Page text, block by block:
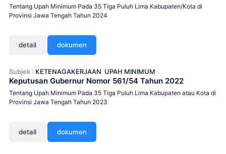
Tentang Upah Minimum Pada 35 Tiga Puluh Lima Kabupaten/Kota di
Provinsi Jawa Tengah Tahun 2024
detail dokumen
Subjek : KETENAGAKERJAAN UPAH MINIMUM
Keputusan Gubernur Nomor 561/54 Tahun 2022
Tentang Upah Minimum Pada 35 Tiga Puluh Lima Kabupaten atau Kota di
Provinsi Jawa Tengah Tahun 2023
detail dokumen